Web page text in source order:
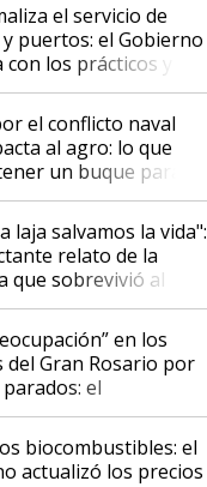
el servicio de
puertos: el Gobierno
con los prácticos y
el decreto de
el conflicto naval
al agro: lo que
un buque parado
de que Argentina
"país sucio"
laja salvamos la vida":
relato de la
que sobrevivió al
en los
del Gran Rosario por
el
de las
en tensión tras
de fuerza de los
biocombustibles: el
actualizó los precios